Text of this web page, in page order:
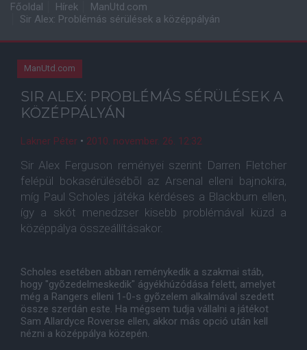
Főoldal Hírek
ManUtd.com
Sir Alex: Problémás sérülések a középpályán
ManUtd.com
SIR ALEX: PROBLÉMÁS SÉRÜLÉSEK A
KÖZÉPPÁLYÁN
Lakner Péter • 2010. november. 26. 12:32
Sir Alex Ferguson reményei szerint Darren Fletcher
felépül bokasérülésébõl az Arsenal elleni bajnokira,
míg Paul Scholes játéka kérdéses a Blackburn ellen,
így a skót menedzser kisebb problémával küzd a
középpálya összeállításakor.
Scholes esetében abban reménykedik a szakmai stáb,
hogy "gyõzedelmeskedik" ágyékhúzódása felett, amelyet
még a Rangers elleni 1-0-s gyõzelem alkalmával szedett
össze szerdán este. Ha mégsem tudja vállalni a játékot
Sam Allardyce Roverse ellen, akkor más opció után kell
nézni a középpálya közepén.